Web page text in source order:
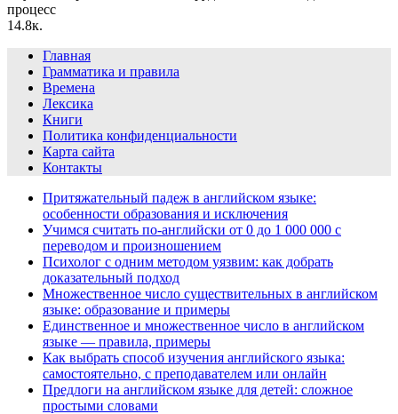
процесс
14.8к.
Главная
Грамматика и правила
Времена
Лексика
Книги
Политика конфиденциальности
Карта сайта
Контакты
Притяжательный падеж в английском языке:
особенности образования и исключения
Учимся считать по-английски от 0 до 1 000 000 с
переводом и произношением
Психолог с одним методом уязвим: как добрать
доказательный подход
Множественное число существительных в английском
языке: образование и примеры
Единственное и множественное число в английском
языке — правила, примеры
Как выбрать способ изучения английского языка:
самостоятельно, с преподавателем или онлайн
Предлоги на английском языке для детей: сложное
простыми словами